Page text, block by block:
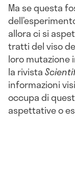
Ma se questa
allora ci si
tratti del viso
loro mutazione
la rivista
informazioni
occupa di
aspettative o